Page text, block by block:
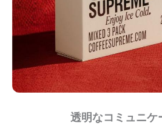
透明なコミュニケ